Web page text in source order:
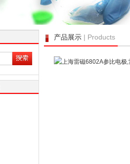
产品展示 | Products